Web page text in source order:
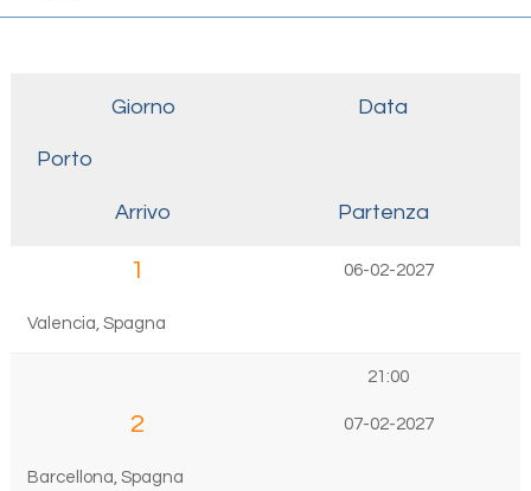
Giorno Data
Porto
Arrivo Partenza
1 06-02-2027
Valencia, Spagna
21:00
2 07-02-2027
Barcellona, Spagna